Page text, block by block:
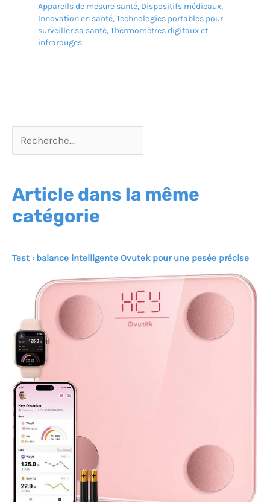
assurant aux clients que
leur achat est totalement
fiable et protégé. La
Appareils de mesure santé, Dispositifs médicaux,
Innovation en santé,Technologies portables pour
surveiller sa santé,Thermomètres digitaux et
infrarouges
Article dans la même
catégorie
Test : balance intelligente Ovutek pour une pesée précise